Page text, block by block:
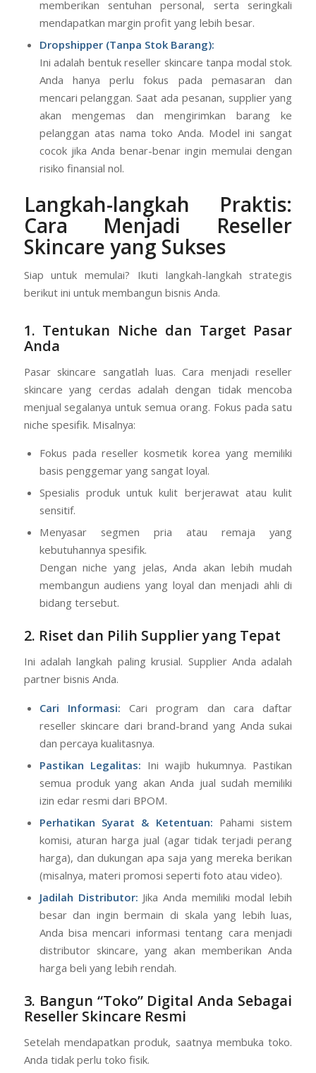
memberikan sentuhan personal, serta seringkali
mendapatkan margin profit yang lebih besar.
Dropshipper (Tanpa Stok Barang):
Ini adalah bentuk reseller skincare tanpa modal stok.
Anda hanya perlu fokus pada pemasaran dan
mencari pelanggan. Saat ada pesanan, supplier yang
akan mengemas dan mengirimkan barang ke
pelanggan atas nama toko Anda. Model ini sangat
cocok jika Anda benar-benar ingin memulai dengan
risiko finansial nol.
Langkah-langkah Praktis:
Cara Menjadi Reseller
Skincare yang Sukses
Siap untuk memulai? Ikuti langkah-langkah strategis
berikut ini untuk membangun bisnis Anda.
1. Tentukan Niche dan Target Pasar
Anda
Pasar skincare sangatlah luas. Cara menjadi reseller
skincare yang cerdas adalah dengan tidak mencoba
menjual segalanya untuk semua orang. Fokus pada satu
niche spesifik. Misalnya:
Fokus pada reseller kosmetik korea yang memiliki
basis penggemar yang sangat loyal.
Spesialis produk untuk kulit berjerawat atau kulit
sensitif.
Menyasar segmen pria atau remaja yang
kebutuhannya spesifik.
Dengan niche yang jelas, Anda akan lebih mudah
membangun audiens yang loyal dan menjadi ahli di
bidang tersebut.
2. Riset dan Pilih Supplier yang Tepat
Ini adalah langkah paling krusial. Supplier Anda adalah
partner bisnis Anda.
Cari Informasi: Cari program dan cara daftar
reseller skincare dari brand-brand yang Anda sukai
dan percaya kualitasnya.
Pastikan Legalitas: Ini wajib hukumnya. Pastikan
semua produk yang akan Anda jual sudah memiliki
izin edar resmi dari BPOM.
Perhatikan Syarat & Ketentuan: Pahami sistem
komisi, aturan harga jual (agar tidak terjadi perang
harga), dan dukungan apa saja yang mereka berikan
(misalnya, materi promosi seperti foto atau video).
Jadilah Distributor: Jika Anda memiliki modal lebih
besar dan ingin bermain di skala yang lebih luas,
Anda bisa mencari informasi tentang cara menjadi
distributor skincare, yang akan memberikan Anda
harga beli yang lebih rendah.
3. Bangun “Toko” Digital Anda Sebagai
Reseller Skincare Resmi
Setelah mendapatkan produk, saatnya membuka toko.
Anda tidak perlu toko fisik.